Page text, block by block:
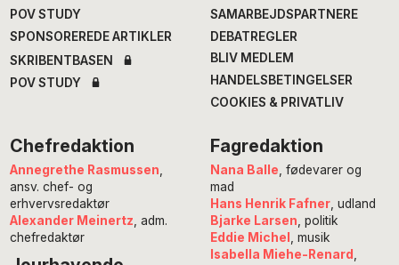
POV STUDY
SPONSOREREDE ARTIKLER
SKRIBENTBASEN
POV STUDY
SAMARBEJDSPARTNERE
DEBATREGLER
BLIV MEDLEM
HANDELSBETINGELSER
COOKIES & PRIVATLIV
Chefredaktion
Annegrethe Rasmussen
ansv. chef- og
erhvervsredaktør
Alexander Meinertz , adm.
chefredaktør
Fagredaktion
Nana Balle , fødevarer og
mad
Hans Henrik Fafner, udland
Bjarke Larsen , politik
Eddie Michel
, musik
Isabella Miehe-Renard